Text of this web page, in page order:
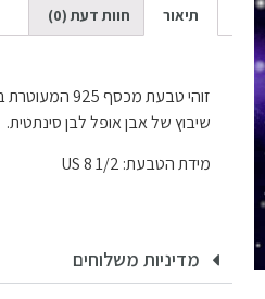
תיאור חוות דעת (0)
זוהי טבעת
שיבוץ של אבן אופל לבן סינתטית.
מידת הטבעת: 1/2 8 US
מדיניות משלוחים